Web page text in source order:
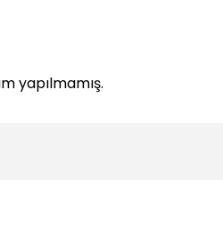
yapılmamış.